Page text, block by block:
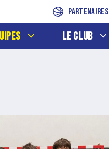
Partenaires
Le Club